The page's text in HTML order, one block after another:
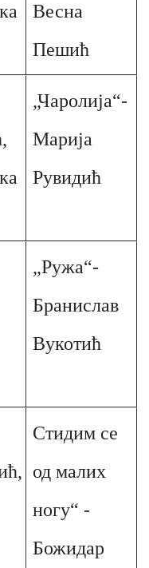
Весна
Пешић
„Чаролија“-
Марија
Рувидић
„Ружа“-
Бранислав
Вукотић
Стидим се
од малих
ногу“ -
Божидар